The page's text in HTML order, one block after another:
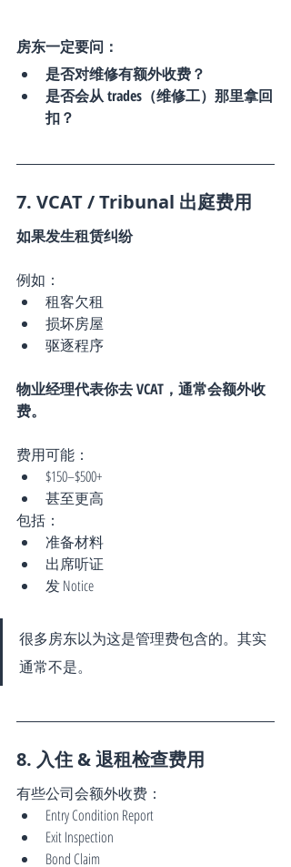
房东一定要问：
是否对维修有额外收费？
是否会从 trades（维修工）那里拿回
扣？
7. VCAT / Tribunal 出庭费用
如果发生租赁纠纷
例如：
租客欠租
损坏房屋
驱逐程序
物业经理代表你去 VCAT，通常会额外收
费。
费用可能：
$150–$500+
甚至更高
包括：
准备材料
出席听证
发 Notice
很多房东以为这是管理费包含的。其实
通常不是。
8. 入住 & 退租检查费用
有些公司会额外收费：
Entry Condition Report
Exit Inspection
Bond Claim